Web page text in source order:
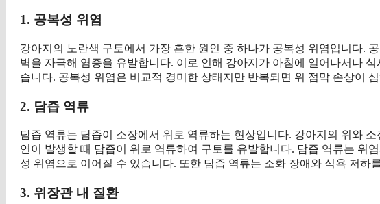
1. 공복성 위염
강아지의 노란색 구토에서 가장 흔한 원인 중 하나가 공복성 위염입니다.
벽을 자극해 염증을 유발합니다. 이로 인해 강아지가 아침에 일어나서나
습니다. 공복성 위염은 비교적 경미한 상태지만 반복되면 위 점막 손상이
2. 담즙 역류
담즙 역류는 담즙이 소장에서 위로 역류하는 현상입니다. 강아지의 위와
연이 발생할 때 담즙이 위로 역류하여 구토를 유발합니다. 담즙 역류는 위
성 위염으로 이어질 수 있습니다. 또한 담즙 역류는 소화 장애와 식욕 저하
3. 위장관 내 질환